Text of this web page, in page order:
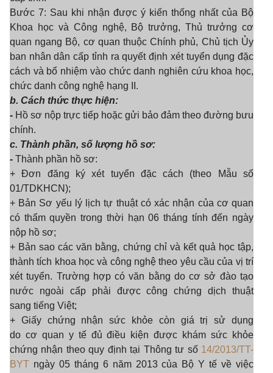
Bước 7: Sau khi nhận được ý kiến thống nhất của Bộ
Khoa học và Công nghệ, Bộ trưởng, Thủ trưởng cơ
quan ngang Bộ, cơ quan thuộc Chính phủ, Chủ tịch Ủy
ban nhân dân cấp tỉnh ra quyết định xét tuyển dụng đặc
cách và bổ nhiệm vào chức danh nghiên cứu khoa học,
chức danh công nghệ hạng II.
b. Cách thức thực hiện:
- Hồ sơ nộp trực tiếp hoặc gửi bảo đảm theo đường bưu
chính.
c. Thành phần, số lượng hồ sơ:
- Thành phần hồ sơ:
+ Đơn đăng ký xét tuyển đặc cách (theo Mẫu số
01/TDKHCN);
+ Bản Sơ yếu l ý lịch tự thuật có xác nhận của cơ quan
có thẩm quyền trong thời hạn 06 tháng tính đến ngày
nộp hồ sơ;
+ Bản sao các văn bằng, chứng chỉ và kết quả học tập,
thành tích khoa học và công nghệ theo yêu cầu của vị trí
xét tuyển. Trường hợp có văn bằng do cơ sở đào tạo
nước ngoài cấp phải được công chứng dịch thuật
sang tiếng Việt;
+ Giấy chứng nhận sức khỏe còn giá trị sử dụng
do cơ quan y tế đủ điều kiện được khám sức khỏe
chứng nhận theo quy định tại Thông tư số 14/2013/TT-
BYT ngày 05 tháng 6 năm 2013 của Bộ Y tế về việc